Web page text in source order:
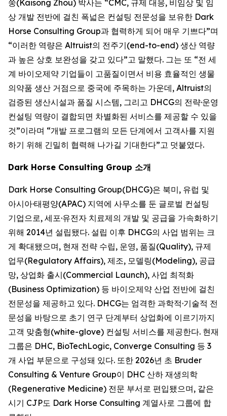
쑹(Kaisong Zhou) 박사는 “CMC, 규제 대응, 비임상 및 임
상 개발 전반에 걸친 폭넓은 컨설팅 전문성을 보유한 Dark
Horse Consulting Group과 협력하게 되어 매우 기쁘다”며
“이러한 역량은 Altruist의 전주기(end-to-end) 생산 역량
과 높은 상호 보완성을 갖고 있다”고 말했다. 그는 또 “전 세
계 바이오제약 기업들이 고품질이면서 비용 효율적인 생물
의약품 생산 거점으로 중국에 주목하는 가운데, Altruist의
검증된 생산시설과 품질 시스템, 그리고 DHCG의 전략·운영
컨설팅 역량이 결합되면 차별화된 서비스를 제공할 수 있을
것”이라며 “개발 프로그램의 모든 단계에서 고객사를 지원
하기 위해 긴밀히 협력해 나가길 기대한다”고 덧붙였다.
Dark Horse Consulting Group 소개
Dark Horse Consulting Group(DHCG)은 북미, 유럽 및
아시아·태평양(APAC) 지역에 사무소를 둔 글로벌 컨설팅
기업으로, 세포·유전자 치료제의 개발 및 공급을 가속화하기
위해 2014년 설립됐다. 설립 이후 DHCG의 사업 범위는 크
게 확대됐으며, 현재 전략 수립, 운영, 품질(Quality), 규제
업무(Regulatory Affairs), 제조, 모델링(Modeling), 공급
망, 상업화 출시(Commercial Launch), 사업 최적화
(Business Optimization) 등 바이오제약 산업 전반에 걸친
전문성을 제공하고 있다. DHCG는 엄격한 과학적·기술적 전
문성을 바탕으로 초기 연구 단계부터 상업화에 이르기까지
고객 맞춤형(white-glove) 컨설팅 서비스를 제공한다. 현재
그룹은 DHC, BioTechLogic, Converge Consulting 등 3
개 사업 부문으로 구성돼 있다. 또한 2026년 초 Bruder
Consulting & Venture Group이 DHC 산하 재생의학
(Regenerative Medicine) 전문 부서로 편입됐으며, 같은
시기 CJP도 Dark Horse Consulting 계열사로 그룹에 합